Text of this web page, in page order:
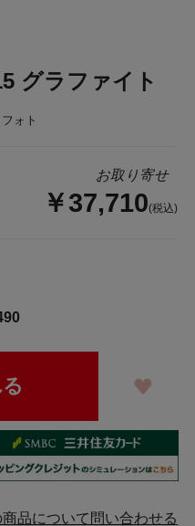
グラファイト
ォト
お取り寄せ
￥37,710(税込)
商品について問い合わせる